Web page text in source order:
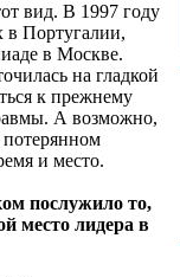
вид. В 1997 году
в Португалии,
в Москве.
на гладкой
к прежнему
А возможно,
потерянном
и место.
послужило то,
место лидера в